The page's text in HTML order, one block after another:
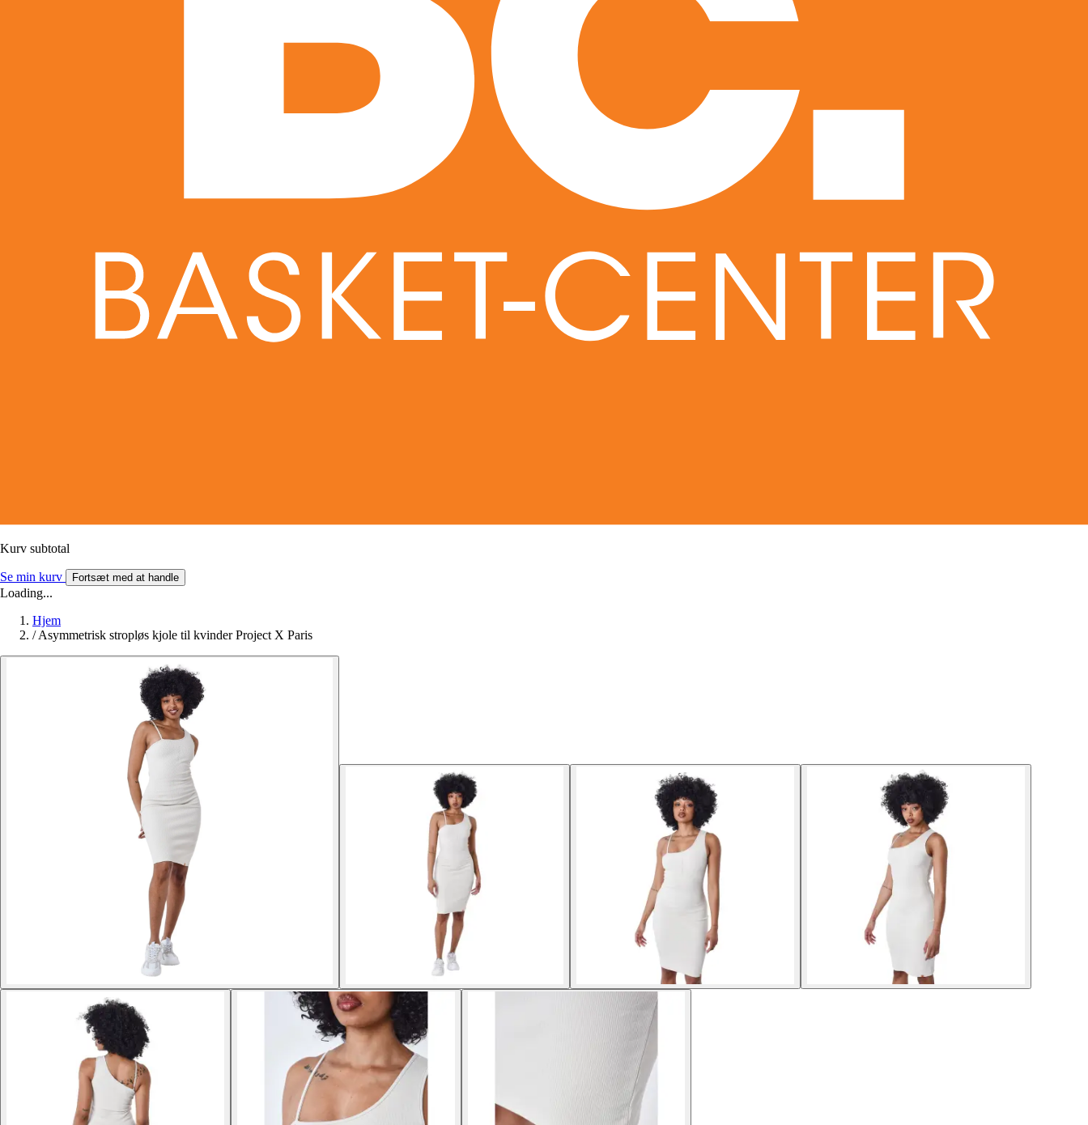
Kurv subtotal
Se min kurv Fortsæt med at handle
Loading...
Hjem
/ Asymmetrisk stropløs kjole til kvinder Project X Paris